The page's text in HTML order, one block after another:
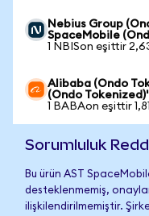
Nebius Group
SpaceMobile
1 NBISon eşittir
Alibaba (Ondo
(Ondo
1 BABAon eşittir
Sorumluluk
Bu ürün AST
desteklenmemiş,
ilişkilendirilmemiştir.